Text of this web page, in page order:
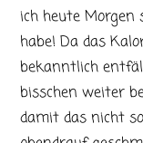
ich heute Morgen
habe! Da das
bekanntlich
bisschen weiter
damit das nicht